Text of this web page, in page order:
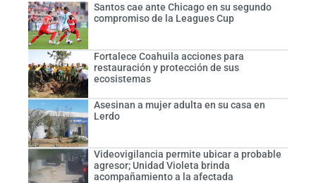
Santos cae ante Chicago en su segundo
compromiso de la Leagues Cup
Fortalece Coahuila acciones para
restauración y protección de sus
ecosistemas
Asesinan a mujer adulta en su casa en
Lerdo
Videovigilancia permite ubicar a probable
agresor; Unidad Violeta brinda
acompañamiento a la afectada